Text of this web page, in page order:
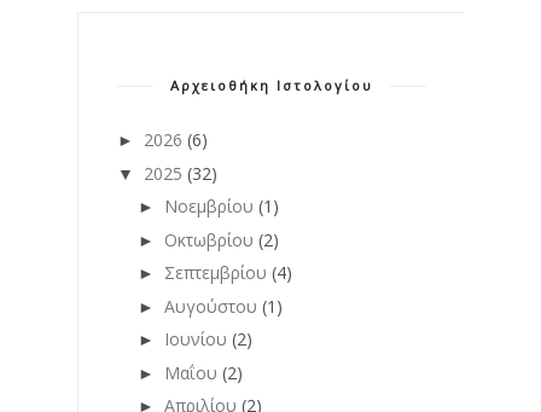
Αρχειοθήκη Ιστολογίου
► 2026 (6)
▼ 2025 (32)
► Νοεμβρίου (1)
► Οκτωβρίου (2)
► Σεπτεμβρίου (4)
► Αυγούστου (1)
► Ιουνίου (2)
► Μαΐου (2)
► Απριλίου (2)